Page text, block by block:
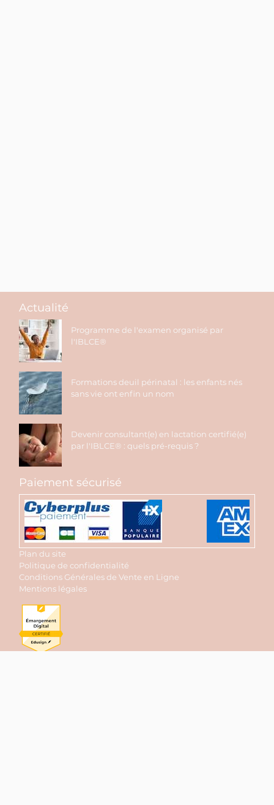
Actualité
Programme de l'examen organisé par
l'IBLCE®
Formations deuil périnatal : les enfants nés
sans vie ont enfin un nom
Devenir consultant(e) en lactation certifié(e)
par l'IBLCE® : quels pré-requis ?
Paiement sécurisé
Plan du site
Politique de confidentialité
Conditions Générales de Vente en Ligne
Mentions légales